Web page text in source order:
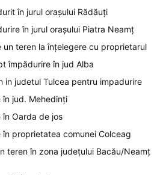
în jurul orașului Rădăuți
în jurul orașului Piatra Neamț
un teren la înțelegere cu proprietarul
împădurire în jud Alba
in judetul Tulcea pentru impadurire
jud. Mehedinți
Oarda de jos
proprietatea comunei Colceag
teren în zona județului Bacău/Neamț